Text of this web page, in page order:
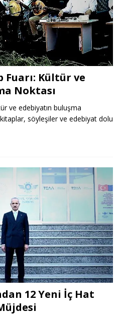
Fuarı: Kültür ve
Noktası
ve edebiyatın buluşma
söyleşiler ve edebiyat dolu
12 Yeni İç Hat